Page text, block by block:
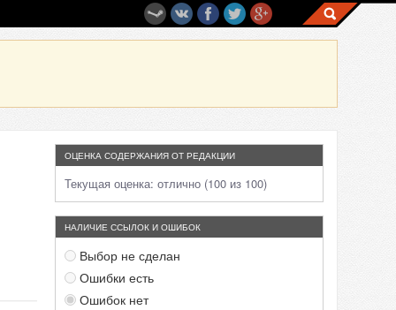
ОЦЕНКА СОДЕРЖАНИЯ ОТ РЕДАКЦИИ
Текущая оценка: отлично (100 из 100)
НАЛИЧИЕ ССЫЛОК И ОШИБОК
Выбор не сделан
Ошибки есть
Ошибок нет